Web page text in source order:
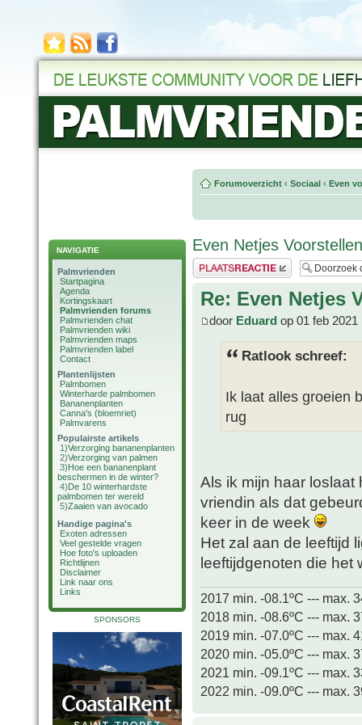
NAVIGATIE
Palmvrienden
Startpagina
Agenda
Kortingskaart
Palmvrienden forums
Palmvrienden chat
Palmvrienden wiki
Palmvrienden maps
Palmvrienden label
Contact
Plantenlijsten
Palmbomen
Winterharde palmbomen
Bananenplanten
Canna's (bloemriet)
Palmvarens
Populairste artikels
1)Verzorging bananenplanten
2)Verzorging van palmen
3)Hoe een bananenplant
beschermen in de winter?
4)De 10 winterhardste
palmbomen ter wereld
5)Zaaien van avocado
Handige pagina's
Exoten adressen
Veel gestelde vragen
Hoe foto's uploaden
Richtlijnen
Disclaimer
Link naar ons
Links
SPONSORS
Forumoverzicht ‹ Sociaal ‹ Even
Even Netjes
Plaats een reactie
Re: Even Netjes
door Eduard op 01 feb 2021
Ratlook schreef:
Ik laat alles groeien
rug
Als ik mijn haar loslaat
vriendin als dat
keer in de week
Het zal aan de leeftijd
leeftijdgenoten die het
2017 min. -08.1ºC --- max.
2018 min. -08.6ºC --- max.
2019 min. -07.0ºC --- max.
2020 min. -05.0ºC --- max.
2021 min. -09.1ºC --- max.
2022 min. -09.0ºC --- max.